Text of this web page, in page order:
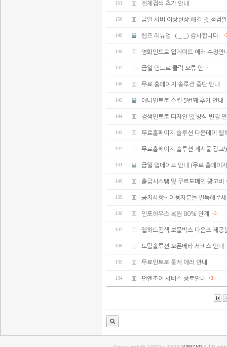
151 전체검색 추가 안내
150 금일 서버 이상현상 해결 및 점검
149 웹즈 리뉴얼! ( _ _) 감사합니다.
148 영화인트로 업데이트 에러 수정안
147 금일 인트로 클릭 오류 안내
146 무료 홈페이지 솔루션 중단 안내
145 애니인트로 스킨 5번째 추가 안내
144 검색인트로 디자인 및 방식 변경
143 무료홈페이지 솔루션 다운데이 웹
142 무료홈페이지 솔루션 게시물 광고
141 금일 업데이트 안내 (무료 홈페이
140 출금시스템 및 무료도메인 광고비
139 공지사항~ 이용자분들 필독해주
138 인포하우스 복원 80% 단계 +3
137 웹하드검색 보물박스 다운즈 제공
136 토탈솔루션 오픈베타 서비스 안내
135 무료인트로 통계 에러 안내
134 펀엔조이 서비스 종료안내 +3